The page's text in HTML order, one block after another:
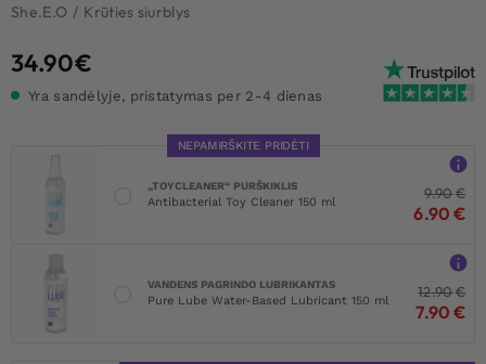
She.E.O / Krūties siurblys
34.90€
Yra sandėlyje, pristatymas per 2-4 dienas
NEPAMIRŠKITE PRIDĖTI
„TOYCLEANER“ PURŠKIKLIS
Antibacterial Toy Cleaner 150 ml
9.90€
6.90 €
VANDENS PAGRINDO LUBRIKANTAS
Pure Lube Water-Based Lubricant 150 ml
12.90€
7.90 €